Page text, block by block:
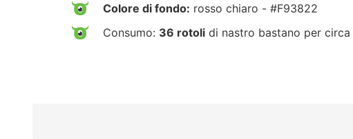
Colore di fondo: rosso chiaro - #F93822
Consumo: 36 rotoli di nastro bastano per circa